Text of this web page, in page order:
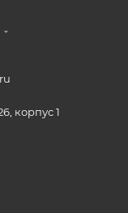
корпус 1